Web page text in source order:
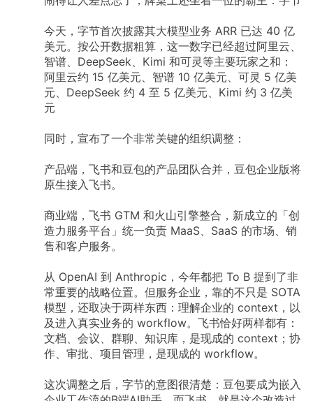
今天，字节首次披露其大模型业务 ARR 已达 40 亿
美元。按公开数据粗算，这一数字已经超过阿里云、
智谱、DeepSeek、Kimi 和可灵等主要玩家之和：
阿里云约 15 亿美元、智谱 10 亿美元、可灵 5 亿美
元、DeepSeek 约 4 至 5 亿美元、Kimi 约 3 亿美
元
同时，宣布了一个非常关键的组织调整：
产品端，飞书和豆包的产品团队合并，豆包企业版将
原生接入飞书。
商业端，飞书 GTM 和火山引擎整合，新成立的「创
造力服务平台」统一负责 MaaS、SaaS 的市场、销
售和客户服务。
从 OpenAI 到 Anthropic，今年都把 To B 提到了非
常重要的战略位置。但服务企业，靠的不只是 SOTA
模型，还取决于两样东西：理解企业的 context，以
及进入真实业务的 workflow。飞书恰好两样都有：
文档、会议、群聊、知识库，是现成的 context；协
作、审批、项目管理，是现成的 workflow。
这次调整之后，字节的意图很清楚：豆包要成为嵌入